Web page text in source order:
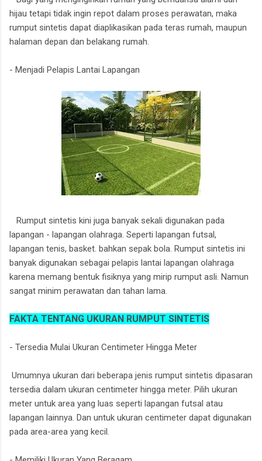
hijau tetapi tidak ingin repot dalam proses perawatan, maka
rumput sintetis dapat diaplikasikan pada teras rumah, maupun
halaman depan dan belakang rumah.
- Menjadi Pelapis Lantai Lapangan
Rumput sintetis kini juga banyak sekali digunakan pada
lapangan - lapangan olahraga. Seperti lapangan futsal,
lapangan tenis, basket. bahkan sepak bola. Rumput sintetis ini
banyak digunakan sebagai pelapis lantai lapangan olahraga
karena memang bentuk fisiknya yang mirip rumput asli. Namun
sangat minim perawatan dan tahan lama.
FAKTA TENTANG UKURAN RUMPUT SINTETIS
- Tersedia Mulai Ukuran Centimeter Hingga Meter
Umumnya ukuran dari beberapa jenis rumput sintetis dipasaran
tersedia dalam ukuran centimeter hingga meter. Pilih ukuran
meter untuk area yang luas seperti lapangan futsal atau
lapangan lainnya. Dan untuk ukuran centimeter dapat digunakan
pada area-area yang kecil.